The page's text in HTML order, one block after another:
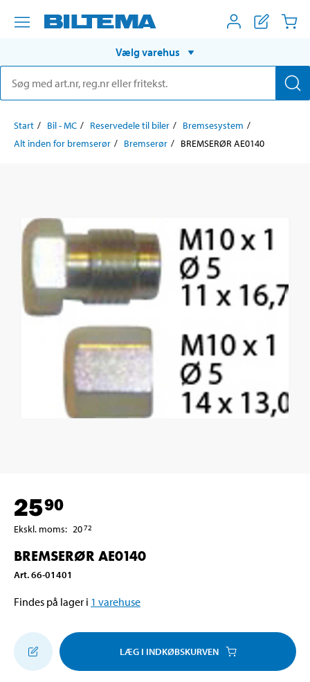
Vælg varehus
Start Bil - MC Reservedele til biler
Bremsesystem
Alt inden for bremserør
Bremserør BREMSERØR AE0140
2590
Ekskl. moms: 2072
BREMSERØR AE0140
Art.66-01401
Findes på lager i 1 varehuse
LÆG I INDKØBSKURVEN